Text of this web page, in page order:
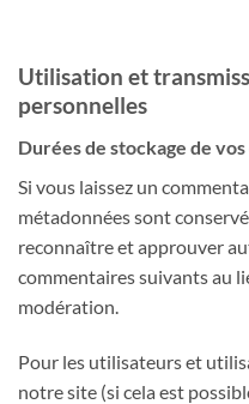
Utilisation et
personnelles
Durées de stockage de
Si vous laissez un
métadonnées sont
reconnaître et approuver
commentaires suivants au
modération.
Pour les utilisateurs et
notre site (si cela est